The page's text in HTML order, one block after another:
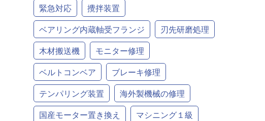
緊急対応
攪拌装置
ベアリング内蔵軸受フランジ
刃先研磨処理
木材搬送機
モニター修理
ベルトコンベア
ブレーキ修理
テンパリング装置
海外製機械の修理
国産モーター置き換え
マシニング１級